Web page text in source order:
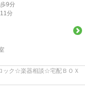
9分
分
ク☆楽器相談☆宅配ＢＯＸ